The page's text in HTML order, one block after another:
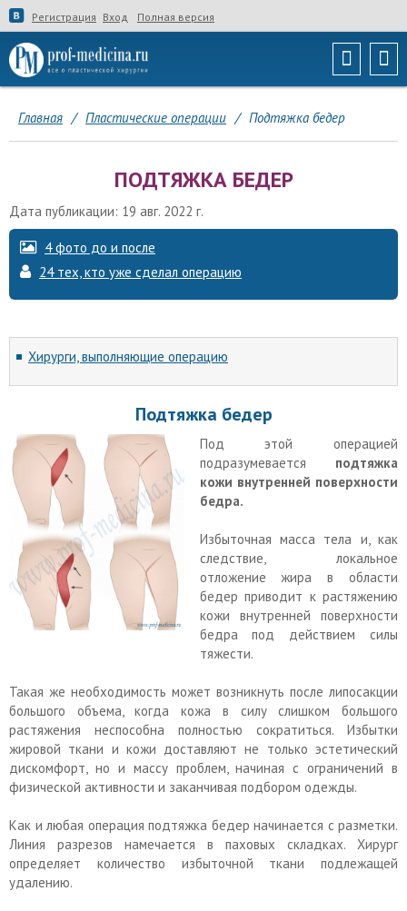
Регистрация Вход Полная версия
Главная / Пластические операции / Подтяжка бедер
ПОДТЯЖКА БЕДЕР
Дата публикации: 19 авг. 2022 г.
4 фото до и после
24 тех, кто уже сделал операцию
Хирурги, выполняющие операцию
Подтяжка бедер
Под этой операцией
подразумевается подтяжка
кожи внутренней поверхности
бедра.
Избыточная масса тела и, как
следствие, локальное
отложение жира в области
бедер приводит к растяжению
кожи внутренней поверхности
бедра под действием силы
тяжести.
Такая же необходимость может возникнуть после липосакции
большого объема, когда кожа в силу слишком большого
растяжения неспособна полностью сократиться. Избытки
жировой ткани и кожи доставляют не только эстетический
дискомфорт, но и массу проблем, начиная с ограничений в
физической активности и заканчивая подбором одежды.
Как и любая операция подтяжка бедер начинается с разметки.
Линия разрезов намечается в паховых складках. Хирург
определяет количество избыточной ткани подлежащей
удалению.